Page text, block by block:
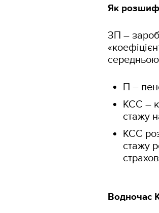
Як
ЗП –
середньою
П –
КСС –
стажу
КСС
стажу
Водночас